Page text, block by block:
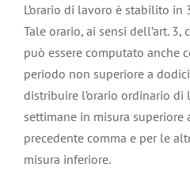
L’orario di lavoro è stabilito in
Tale orario, ai sensi dell’art.
può essere computato anche
periodo non superiore a
distribuire l’orario ordinario di
settimane in misura superiore
precedente comma e per le
misura inferiore.